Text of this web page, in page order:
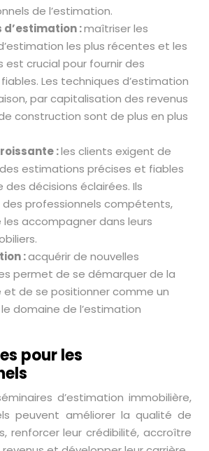
de l’estimation.
d’estimation :maîtriser les
les plus récentes et les
est crucial pour fournir des
Les techniques d’estimation
par capitalisation des revenus
construction sont de plus en plus
:les clients exigent de
estimations précises et fiables
des décisions éclairées. Ils
professionnels compétents,
accompagner dans leurs
:acquérir de nouvelles
permet de se démarquer de la
et de se positionner comme un
domaine de l’estimation
pour les
d’estimation immobilière,
peuvent améliorer la qualité de
renforcer leur crédibilité, accroître